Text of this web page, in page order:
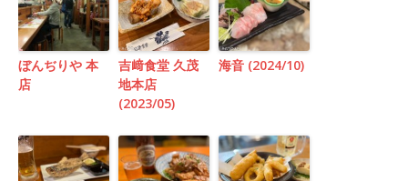
ぼんぢりや 本
店
吉﨑食堂 久茂
地本店
(2023/05)
海音 (2024/10)